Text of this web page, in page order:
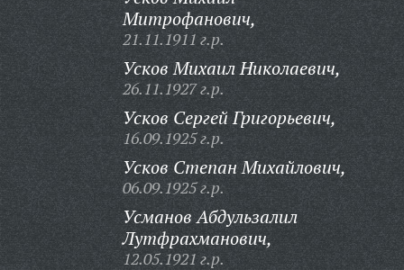
Митрофанович,
21.11.1911 г.р.
Усков Михаил Николаевич,
26.11.1927 г.р.
Усков Сергей Григорьевич,
16.09.1925 г.р.
Усков Степан Михайлович,
06.09.1925 г.р.
Усманов Абдульзалил
Лутфрахманович,
12.05.1921 г.р.